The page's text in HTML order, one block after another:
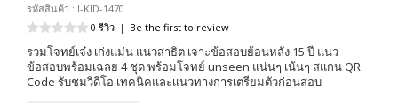
รหัสสินค้า : I-KID-1470
0 รีวิว | Be the first to review
รวมโจทย์เจ๋ง เก่งแม่น แนวสาธิต เจาะข้อสอบย้อนหลัง 15 ปี แนว
ข้อสอบพร้อมเฉลย 4 ชุด พร้อมโจทย์ unseen แน่นๆ เน้นๆ สแกน QR
Code รับชมวิดีโอ เทคนิคและเเนวทางการเตรียมตัวก่อนสอบ